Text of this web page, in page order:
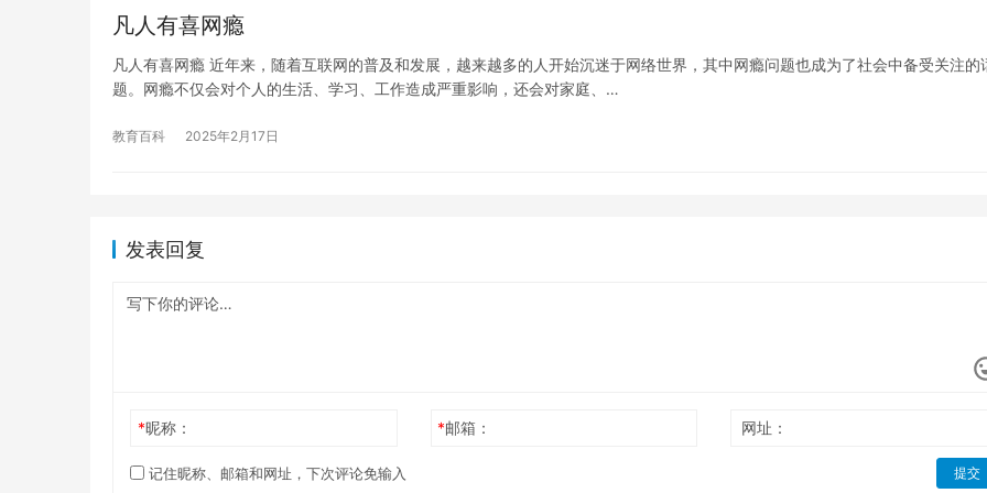
凡人有喜网瘾
凡人有喜网瘾 近年来，随着互联网的普及和发展，越来越多的人开始沉迷于网络世界，其中网瘾问题也成为了社会中备受关注的
题。网瘾不仅会对个人的生活、学习、工作造成严重影响，还会对家庭、…
教育百科 2025年2月17日
发表回复
*昵称： *邮箱： 网址：
记住昵称、邮箱和网址，下次评论免输入 提交